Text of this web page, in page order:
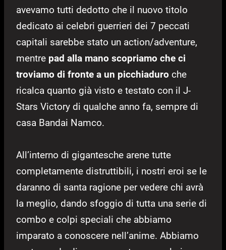
avevamo tutti dedotto che il nuovo titolo
dedicato ai celebri guerrieri dei 7 peccati
capitali sarebbe stato un action/adventure,
mentre pad alla mano scopriamo che ci
troviamo di fronte a un picchiaduro che
ricalca quanto già visto e testato con il J-
Stars Victory di qualche anno fa, sempre di
casa Bandai Namco.
All’interno di gigantesche arene tutte
completamente distruttibili, i nostri eroi se le
daranno di santa ragione per vedere chi avrà
la meglio, dando sfoggio di tutta una serie di
combo e colpi speciali che abbiamo
imparato a conoscere nell’anime. Abbiamo